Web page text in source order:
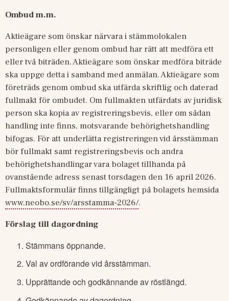
Ombud m.m.
Aktieägare som önskar närvara i stämmolokalen
personligen eller genom ombud har rätt att medföra ett
eller två biträden. Aktieägare som önskar medföra biträde
ska uppge detta i samband med anmälan. Aktieägare som
företräds genom ombud ska utfärda skriftlig och daterad
fullmakt för ombudet. Om fullmakten utfärdats av juridisk
person ska kopia av registreringsbevis, eller om sådan
handling inte finns, motsvarande behörighetshandling
bifogas. För att underlätta registreringen vid årsstämman
bör fullmakt samt registreringsbevis och andra
behörighetshandlingar vara bolaget tillhanda på
ovanstående adress senast torsdagen den 16 april 2026.
www.neobo.se/sv/arsstamma-2026/.
Förslag till dagordning
Stämmans öppnande.
Val av ordförande vid årsstämman.
Upprättande och godkännande av röstlängd.